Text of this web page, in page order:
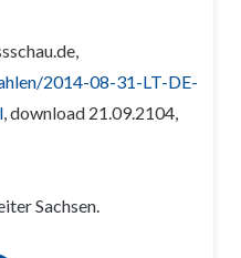
2014-08-31-LT-DE-
, download 21.09.2104,
Sachsen.